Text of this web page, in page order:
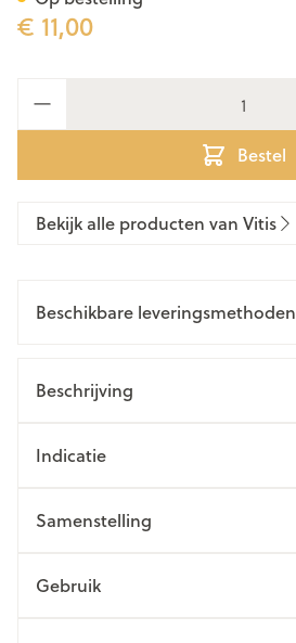
€ 11,00
Bestel
Bekijk alle producten van Vitis
Beschikbare leveringsmethoden
Beschrijving
Indicatie
Samenstelling
Gebruik